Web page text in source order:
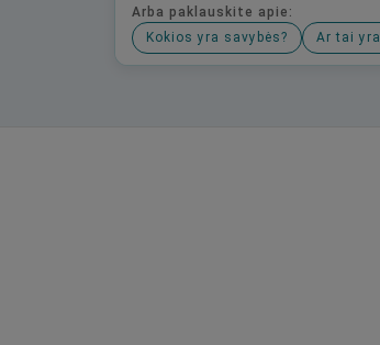
Arba paklauskite apie:
Kokios yra savybės?
Ar tai